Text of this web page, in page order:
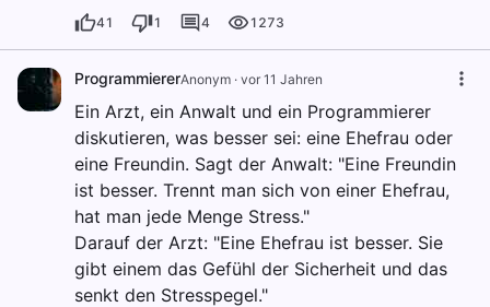
41 1 4 1273
ProgrammiererAnonym · vor 11 Jahren
Ein Arzt, ein Anwalt und ein Programmierer
diskutieren, was besser sei: eine Ehefrau oder
eine Freundin. Sagt der Anwalt: "Eine Freundin
ist besser. Trennt man sich von einer Ehefrau,
hat man jede Menge Stress."
Darauf der Arzt: "Eine Ehefrau ist besser. Sie
gibt einem das Gefühl der Sicherheit und das
senkt den Stresspegel."